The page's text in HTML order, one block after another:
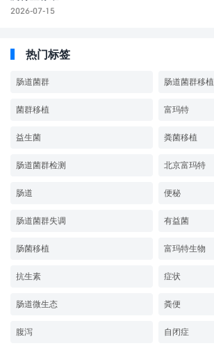
2026-07-15
热门标签
肠道菌群 肠道菌群移植
菌群移植 富玛特
益生菌 粪菌移植
肠道菌群检测 北京富玛特
肠道 便秘
肠道菌群失调 有益菌
肠菌移植 富玛特生物
抗生素 症状
肠道微生态 粪便
腹泻 自闭症